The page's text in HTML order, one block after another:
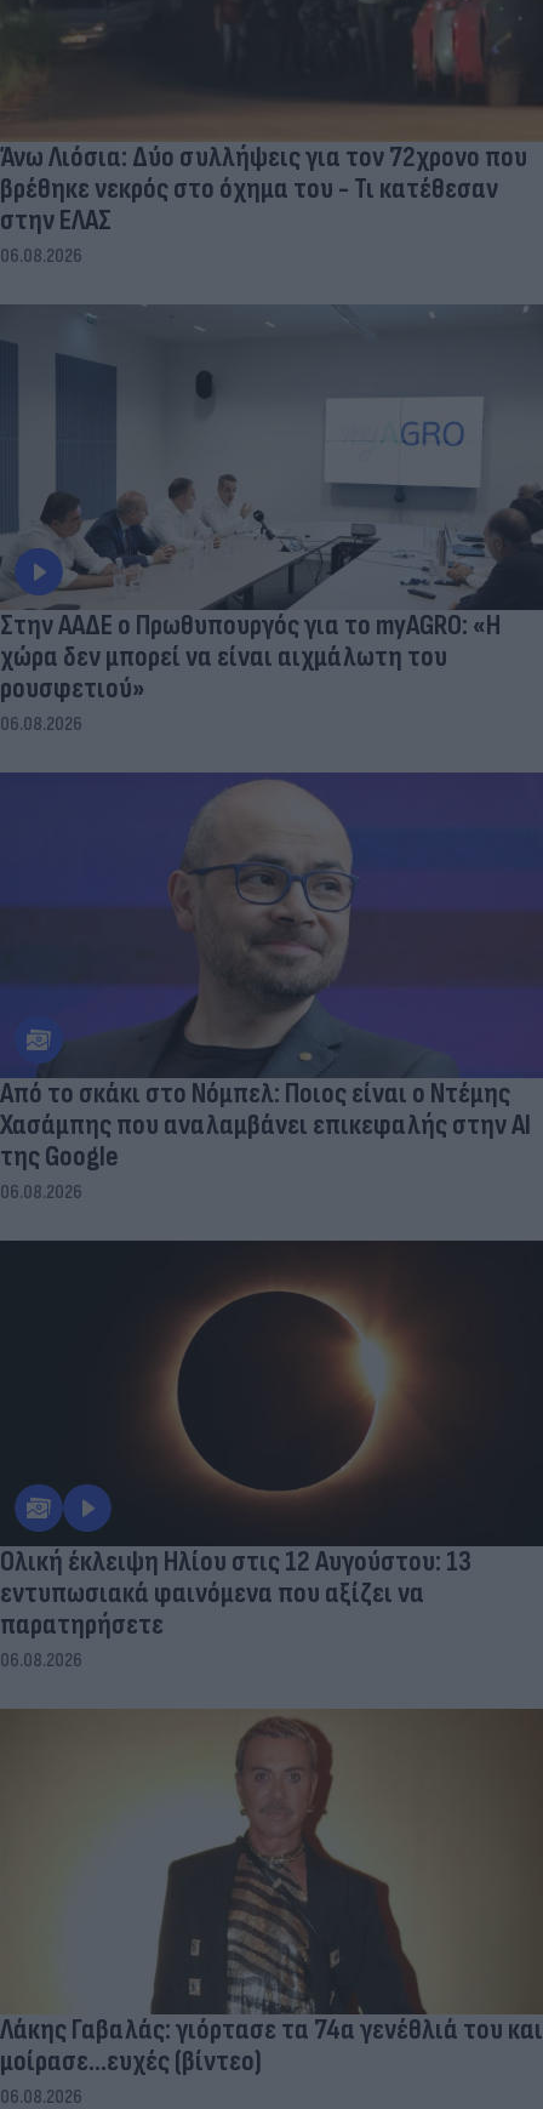
Άνω Λιόσια: Δύο συλλήψεις για τον 72χρονο που
βρέθηκε νεκρός στο όχημα του - Τι κατέθεσαν
στην ΕΛΑΣ
06.08.2026
Στην ΑΑΔΕ ο Πρωθυπουργός για το myAGRO: «Η
χώρα δεν μπορεί να είναι αιχμάλωτη του
ρουσφετιού»
06.08.2026
Από το σκάκι στο Νόμπελ: Ποιος είναι ο Ντέμης
Χασάμπης που αναλαμβάνει επικεφαλής στην ΑΙ
της Google
06.08.2026
Ολική έκλειψη Ηλίου στις 12 Αυγούστου: 13
εντυπωσιακά φαινόμενα που αξίζει να
παρατηρήσετε
06.08.2026
Λάκης Γαβαλάς: γιόρτασε τα 74α γενέθλιά του και
μοίρασε...ευχές (βίντεο)
06.08.2026